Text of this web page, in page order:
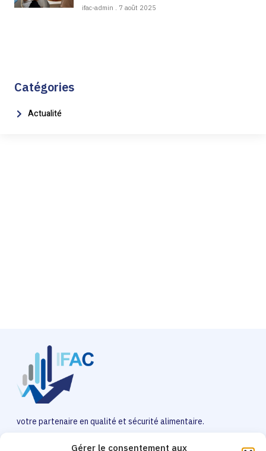
Gérer le consentement aux
ifac-admin 7 août 2025
Catégories
Actualité
votre partenaire en qualité et sécurité alimentaire.